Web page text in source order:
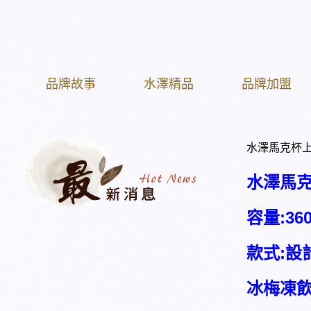
品牌故事 水澤精品 品牌加盟
水澤馬克杯
水澤馬
容量
款式:設
冰梅凍